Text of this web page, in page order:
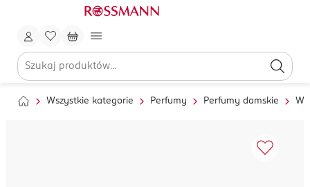
Wszystkie kategorie Perfumy Perfumy damskie